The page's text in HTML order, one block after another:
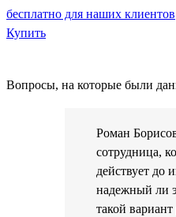
бесплатно для наших клиентов
Купить
Вопросы, на которые были
Роман
сотрудница,
действует до
надежный ли
такой